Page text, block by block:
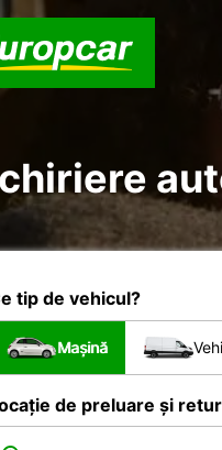
tip de vehicul?
Mașină
de preluare și